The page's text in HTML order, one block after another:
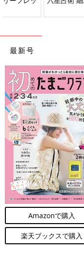
て、よりよい社会・環
最新号
Amazonで購入
楽天ブックスで購入